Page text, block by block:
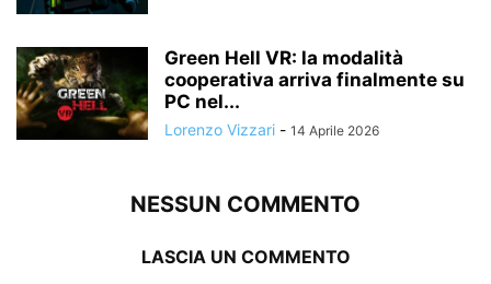
Green Hell VR: la modalità
cooperativa arriva finalmente su
PC nel...
Lorenzo Vizzari - 14 Aprile 2026
NESSUN COMMENTO
LASCIA UN COMMENTO